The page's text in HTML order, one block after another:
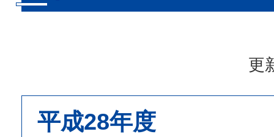
更
平成28年度